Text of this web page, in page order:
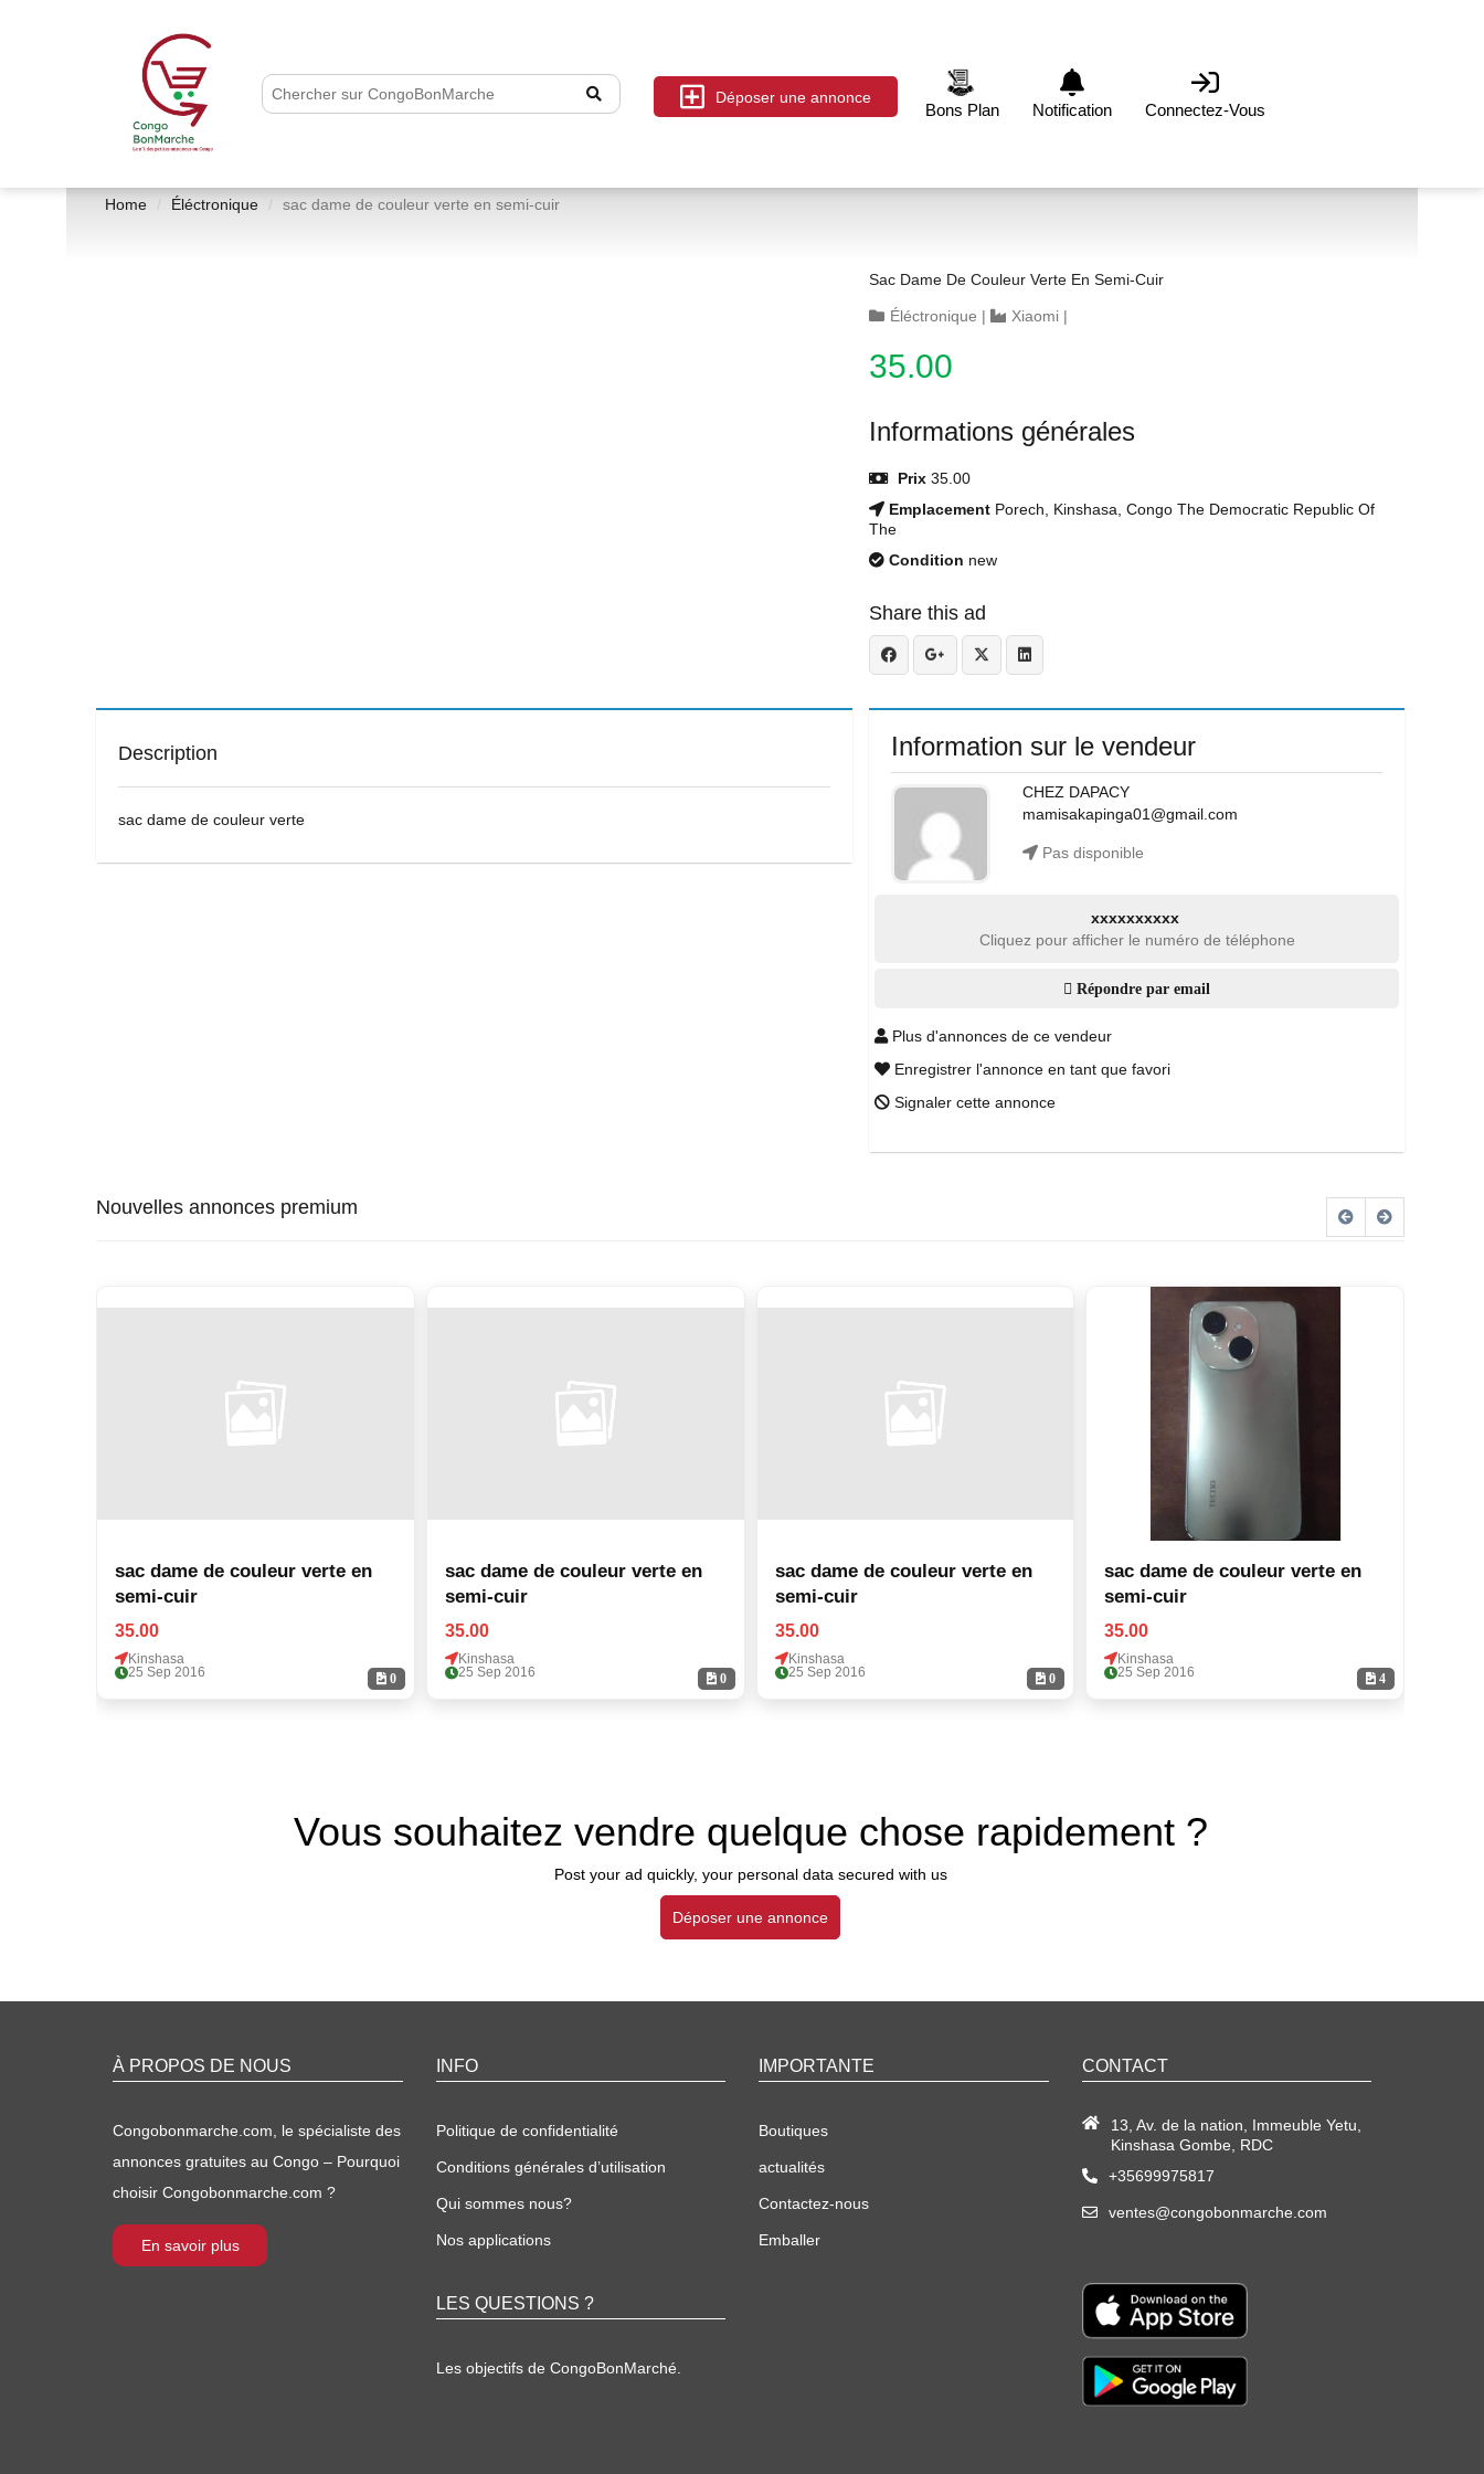
Déposer une annonce
Bons Plan Notification Connectez-Vous
Home Éléctronique sac dame de couleur verte en semi-cuir
Sac Dame De Couleur Verte En Semi-Cuir
Éléctronique | Xiaomi |
35.00
Informations générales
Prix 35.00
Emplacement Porech, Kinshasa, Congo The Democratic Republic Of
The
Condition new
Share this ad
Description
sac dame de couleur verte
Information sur le vendeur
CHEZ DAPACY
mamisakapinga01@gmail.com
Pas disponible
xxxxxxxxxx
Cliquez pour afficher le numéro de téléphone
Répondre par email
Plus d'annonces de ce vendeur
Enregistrer l'annonce en tant que favori
Signaler cette annonce
Nouvelles annonces premium
0
sac dame de couleur verte en
semi-cuir
35.00
Kinshasa
25 Sep 2016
0
sac dame de couleur verte en
semi-cuir
35.00
Kinshasa
25 Sep 2016
0
sac dame de couleur verte en
semi-cuir
35.00
Kinshasa
25 Sep 2016
4
sac dame de couleur verte en
semi-cuir
35.00
Kinshasa
25 Sep 2016
Vous souhaitez vendre quelque chose rapidement ?
Post your ad quickly, your personal data secured with us
Déposer une annonce
À PROPOS DE NOUS
Congobonmarche.com, le spécialiste des
annonces gratuites au Congo – Pourquoi
choisir Congobonmarche.com ?
En savoir plus
INFO
Politique de confidentialité
Conditions générales d’utilisation
Qui sommes nous?
Nos applications
LES QUESTIONS ?
Les objectifs de CongoBonMarché.
IMPORTANTE
Boutiques
actualités
Contactez-nous
Emballer
CONTACT
13, Av. de la nation, Immeuble Yetu,
Kinshasa Gombe, RDC
+35699975817
ventes@congobonmarche.com